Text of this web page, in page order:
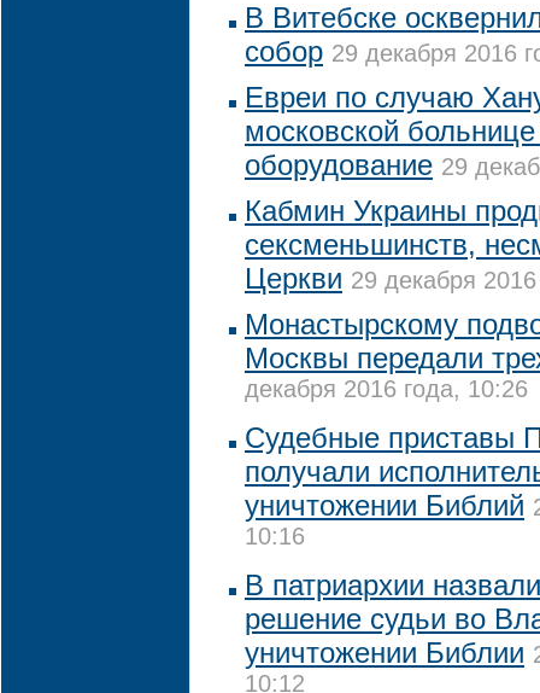
В Витебске
собор 29 декабря 2016
Евреи по случаю
московской
оборудование 29
Кабмин Украины
сексменьшинств,
Церкви 29 декабря
Монастырскому
Москвы передали
декабря 2016 года, 10:26
Судебные приставы
получали
уничтожении Библий
10:16
В патриархии
решение судьи во
уничтожении Библии
10:12